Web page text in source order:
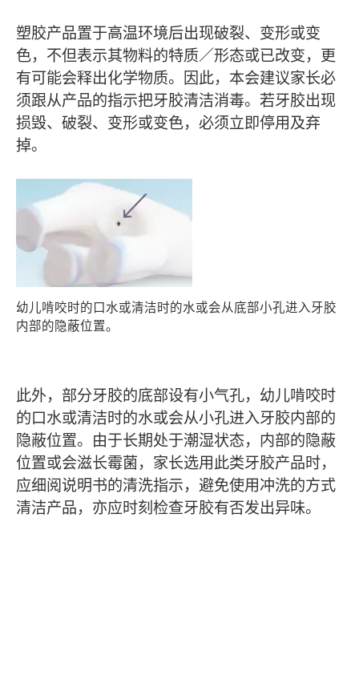
塑胶产品置于高温环境后出现破裂、变形或变
色，不但表示其物料的特质／形态或已改变，更
有可能会释出化学物质。因此，本会建议家长必
须跟从产品的指示把牙胶清洁消毒。若牙胶出现
损毁、破裂、变形或变色，必须立即停用及弃
掉。
幼儿啃咬时的口水或清洁时的水或会从底部小孔进入牙胶
内部的隐蔽位置。
此外，部分牙胶的底部设有小气孔，幼儿啃咬时
的口水或清洁时的水或会从小孔进入牙胶内部的
隐蔽位置。由于长期处于潮湿状态，内部的隐蔽
位置或会滋长霉菌，家长选用此类牙胶产品时，
应细阅说明书的清洗指示，避免使用冲洗的方式
清洁产品，亦应时刻检查牙胶有否发出异味。